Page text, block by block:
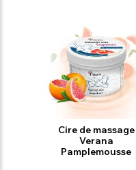
Cire de massage
Verana
Pamplemousse